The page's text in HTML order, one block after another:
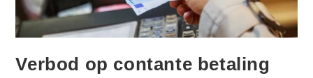
Verbod op contante betaling